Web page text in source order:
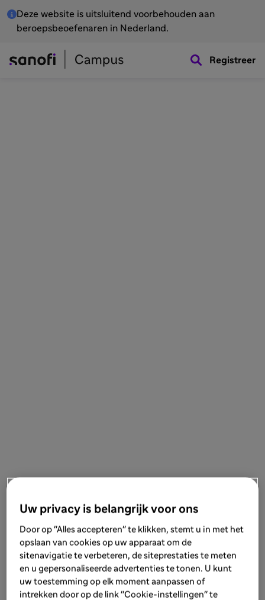
Deze website is uitsluitend voorbehouden aan
beroepsbeoefenaren in Nederland.
Registreer
Uw privacy is belangrijk voor ons
Door op "Alles accepteren" te klikken, stemt u in met het
opslaan van cookies op uw apparaat om de
sitenavigatie te verbeteren, de siteprestaties te meten
en u gepersonaliseerde advertenties te tonen. U kunt
uw toestemming op elk moment aanpassen of
intrekken door op de link "Cookie-instellingen" te